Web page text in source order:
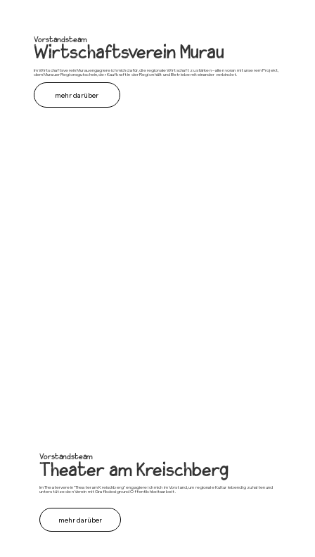
Vorstandsteam
Wirtschaftsverein Murau
Im Wirtschaftsverein Murau engagiere ich mich dafür, die regionale Wirtschaft zu stärken – allen voran mit unserem Projekt,
dem Murauer Regionsgutschein, der Kaufkraft in der Region hält und Betriebe miteinander verbindet.
mehr darüber
Vorstandsteam
Theater am Kreischberg
Im Theaterverein "Theater am Kreischberg" engagiere ich mich im Vorstand, um regionale Kultur lebendig zu halten und
unterstütze den Verein mit Grafikdesign und Öffentlichkeitsarbeit .
mehr darüber